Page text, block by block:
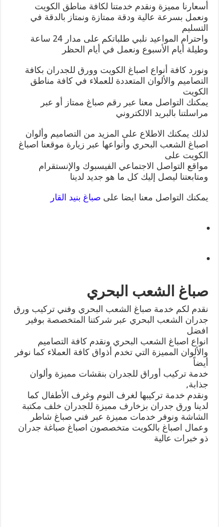
أسعارنا مميزة ونقدم خدمتنا لكافة مناطق الكويت
ونعمل بسرعة عالية ودقة ممتازة ونمتاز بالدقة في
التسليم
واحترام المواعيد نلبي طلباتكم على مدار 24 ساعة
وطيلة أيام الأسبوع ونعمل في أيام الحظر
ونورد كافة أنواع اصباغ الكويت وورق للجدران بكافة
التصاميم والألوان المتعددة للعملاء في كافة مناطق
الكويت
يمكنك التواصل معنا عبر رقم صباغ ممتاز أو عبر
مراسلتنا بالبريد الالكتروني
لذلك يمكنك الاطلاع على المزيد من التصاميم وألوان
اصباغ الشعب البحري وأنواعها عبر زيارة موقعنا اصباغ
الكويت على
مواقع التواصل الاجتماعي الفيسبوك والإنستقرام
ومتابعتنا ليصل إليك كل ما هو جديد لدينا
يمكنك التواصل معنا ايضا على صباغ بنيد القار
صباغ الشعب البحري
نقدم لكم خدمة صباغ الشعب البحري وفني تركيب ورق
جدران الشعب البحري عبر شركتنا المتخصصة بوفير
افضل
انواع اصباغ الشعب البحري ونقدم كافة التصاميم
والألوان المميزة التي تخدم أذواق كافة العملاء كما نوفر
أيضاً
خدمة تركيب أوراق للجدران بنقشات مميزة وألوان
جذابة,
ونقدم خدمة تركيبها لغرف النوم وغرف الأطفال كما
لدينا ورق جدران بزخارف مميزة للجدران خلف مكتبة
الشاشة ونوفر خدمات مميزة عبر فني صباغ شاطر
وعمال اصباغ بالكويت متخصصون اصباغ صباغة جدران
ذو خبرات عالية